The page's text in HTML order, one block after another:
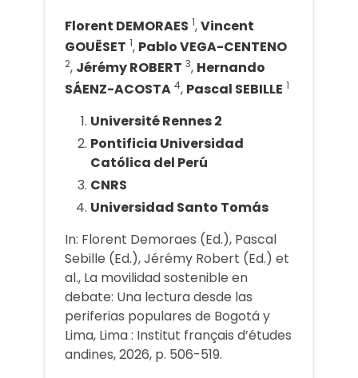
Florent DEMORAES 1,Vincent
GOUËSET 1, Pablo VEGA-CENTENO
2, Jérémy ROBERT 3, Hernando
SÁENZ-ACOSTA 4, Pascal SEBILLE 1
Université Rennes 2
Pontificia Universidad
Católica del Perú
CNRS
Universidad Santo Tomás
In: Florent Demoraes (Ed.), Pascal
Sebille (Ed.), Jérémy Robert (Ed.) et
al., La movilidad sostenible en
debate: Una lectura desde las
periferias populares de Bogotá y
Lima, Lima : Institut français d’études
andines, 2026, p. 506-519.